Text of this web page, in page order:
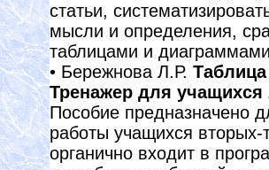
статьи,
мысли и определения,
таблицами и
• Бережнова Л.Р.
Тренажер для учащихся
Пособие предназначено
работы учащихся вторых-
органично входит в